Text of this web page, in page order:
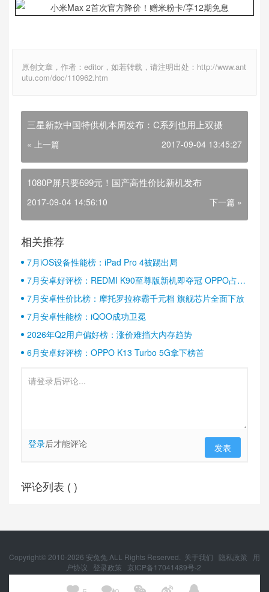
原创文章，作者：editor，如若转载，请注明出处：http://www.ant
utu.com/doc/110962.htm
三星新款中国特供机本周发布：C系列也用上双摄
« 上一篇 2017-09-04 13:45:27
1080P屏只要699元！国产高性价比新机发布
2017-09-04 14:56:10 下一篇 »
相关推荐
7月iOS设备性能榜：iPad Pro 4被踢出局
7月安卓好评榜：REDMI K90至尊版新机即夺冠 OPPO占据
半壁江山
7月安卓性价比榜：摩托罗拉称霸千元档 旗舰芯片全面下放
7月安卓性能榜：iQOO成功卫冕
2026年Q2用户偏好榜：涨价难挡大内存趋势
6月安卓好评榜：OPPO K13 Turbo 5G拿下榜首
登录后才能评论 发表
评论列表 ( )
Copyright© 2010-2026 安兔兔 ALL Rights Reserved. 关于我们 隐私政策
用
户协议
登录政策
京ICP备17041489号-2
京公网安备 11010502054377号